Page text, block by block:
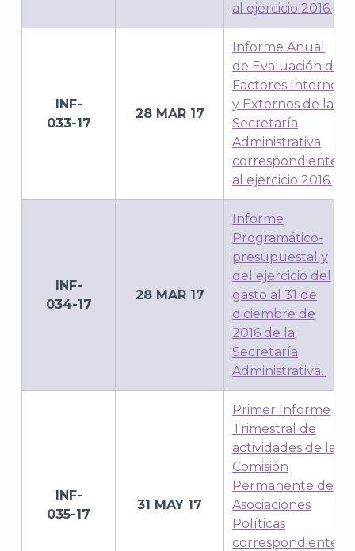
al ejercicio 2016.
INF-
033-17
28 MAR 17
Informe Anual
de Evaluación de
Factores Internos
y Externos de la
Secretaría
Administrativa
correspondiente
al ejercicio 2016.
INF-
034-17
28 MAR 17
Informe
Programático-
presupuestal y
del ejercicio del
gasto al 31 de
diciembre de
2016 de la
Secretaría
Administrativa.
INF-
035-17
31 MAY 17
Primer Informe
Trimestral de
actividades de la
Comisión
Permanente de
Asociaciones
Políticas
correspondiente